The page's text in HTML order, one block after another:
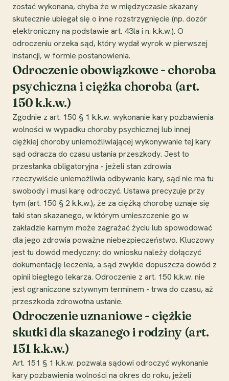
zostać wykonana, chyba że w międzyczasie skazany
skutecznie ubiegał się o inne rozstrzygnięcie (np. dozór
elektroniczny na podstawie art. 43la i n. k.k.w.). O
odroczeniu orzeka sąd, który wydał wyrok w pierwszej
instancji, w formie postanowienia.
Odroczenie obowiązkowe - choroba
psychiczna i ciężka choroba (art.
150 k.k.w.)
Zgodnie z art. 150 § 1 k.k.w. wykonanie kary pozbawienia
wolności w wypadku choroby psychicznej lub innej
ciężkiej choroby uniemożliwiającej wykonywanie tej kary
sąd odracza do czasu ustania przeszkody. Jest to
przesłanka obligatoryjna - jeżeli stan zdrowia
rzeczywiście uniemożliwia odbywanie kary, sąd nie ma tu
swobody i musi karę odroczyć. Ustawa precyzuje przy
tym (art. 150 § 2 k.k.w.), że za ciężką chorobę uznaje się
taki stan skazanego, w którym umieszczenie go w
zakładzie karnym może zagrażać życiu lub spowodować
dla jego zdrowia poważne niebezpieczeństwo. Kluczowy
jest tu dowód medyczny: do wniosku należy dołączyć
dokumentację leczenia, a sąd zwykle dopuszcza dowód z
opinii biegłego lekarza. Odroczenie z art. 150 k.k.w. nie
jest ograniczone sztywnym terminem - trwa do czasu, aż
przeszkoda zdrowotna ustanie.
Odroczenie uznaniowe - ciężkie
skutki dla skazanego i rodziny (art.
151 k.k.w.)
Art. 151 § 1 k.k.w. pozwala sądowi odroczyć wykonanie
kary pozbawienia wolności na okres do roku, jeżeli